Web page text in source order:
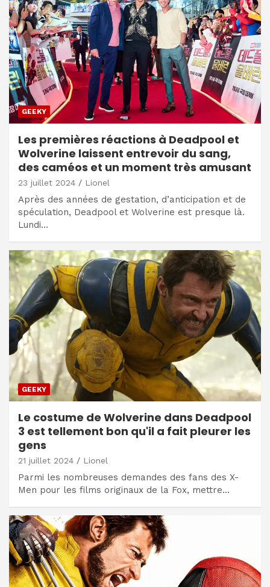
GEEKY
Les premières réactions à Deadpool et
Wolverine laissent entrevoir du sang,
des caméos et un moment très amusant
23 juillet 2024 Lionel
Après des années de gestation, d’anticipation et de
spéculation, Deadpool et Wolverine est presque là.
Lundi…
GEEKY
Le costume de Wolverine dans Deadpool
3 est tellement bon qu'il a fait pleurer les
gens
21 juillet 2024 Lionel
Parmi les nombreuses demandes des fans des X-
Men pour les films originaux de la Fox, mettre…